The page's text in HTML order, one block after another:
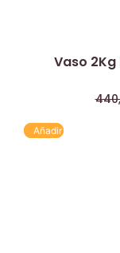
Vaso
Añadir